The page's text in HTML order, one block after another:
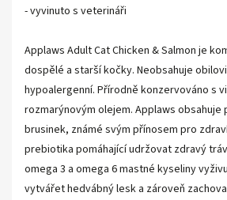
- vyvinuto s veterináři
Applaws Adult Cat Chicken & Salmon je
dospělé a starší kočky. Neobsahuje
hypoalergenní. Přírodně konzervováno s
rozmarýnovým olejem. Applaws
brusinek, známé svým přínosem pro
prebiotika pomáhající udržovat zdravý
omega 3 a omega 6 mastné kyseliny
vytvářet hedvábný lesk a zároveň